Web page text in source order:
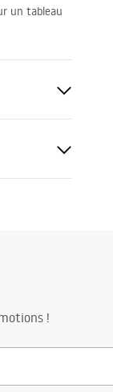
un tableau
!